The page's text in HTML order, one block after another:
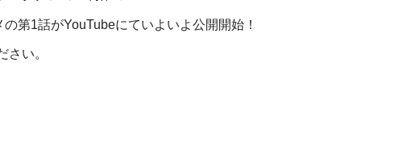
の第1話がYouTubeにていよいよ公開開始！
さい。